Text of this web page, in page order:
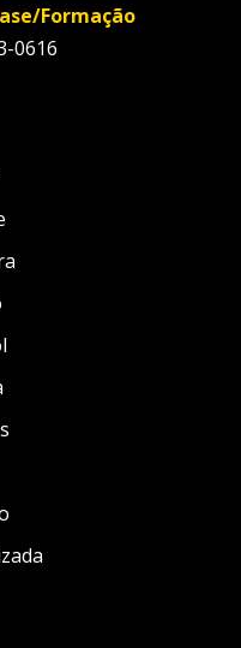
Formação
0616